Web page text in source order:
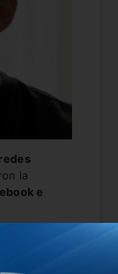
la
e